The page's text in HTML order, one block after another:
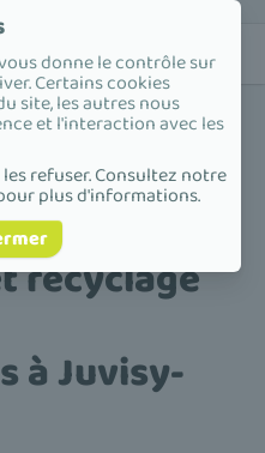
déchets professionnels /
recyclage
à Juvisy-
donne le contrôle sur
Certains cookies
site, les autres nous
et l'interaction avec les
refuser. Consultez notre
plus d'informations.